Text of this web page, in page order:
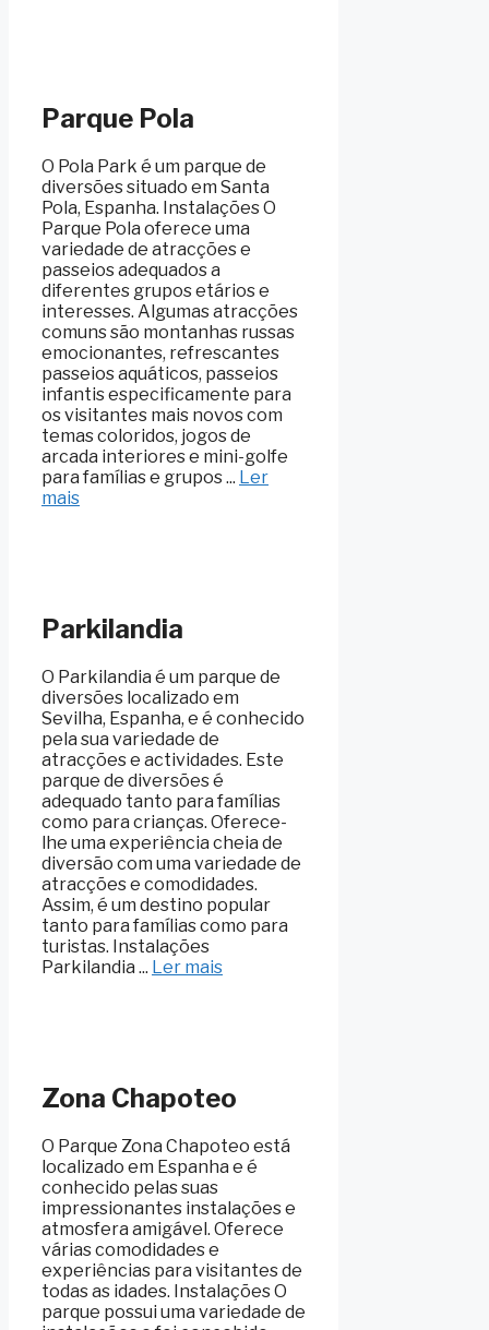
Parque Pola
O Pola Park é um parque de
diversões situado em Santa
Pola, Espanha. Instalações O
Parque Pola oferece uma
variedade de atracções e
passeios adequados a
diferentes grupos etários e
interesses. Algumas atracções
comuns são montanhas russas
emocionantes, refrescantes
passeios aquáticos, passeios
infantis especificamente para
os visitantes mais novos com
temas coloridos, jogos de
arcada interiores e mini-golfe
para famílias e grupos ... Ler
mais
Parkilandia
O Parkilandia é um parque de
diversões localizado em
Sevilha, Espanha, e é conhecido
pela sua variedade de
atracções e actividades. Este
parque de diversões é
adequado tanto para famílias
como para crianças. Oferece-
lhe uma experiência cheia de
diversão com uma variedade de
atracções e comodidades.
Assim, é um destino popular
tanto para famílias como para
turistas. Instalações
Parkilandia ... Ler mais
Zona Chapoteo
O Parque Zona Chapoteo está
localizado em Espanha e é
conhecido pelas suas
impressionantes instalações e
atmosfera amigável. Oferece
várias comodidades e
experiências para visitantes de
todas as idades. Instalações O
parque possui uma variedade de